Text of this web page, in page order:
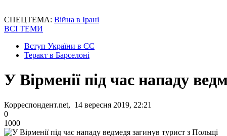
СПЕЦТЕМА: Війна в Ірані
ВСІ ТЕМИ
Вступ України в ЄС
Теракт в Барселоні
У Вірменії під час нападу
Корреспондент.net, 14 вересня 2019, 22:21
0
1000